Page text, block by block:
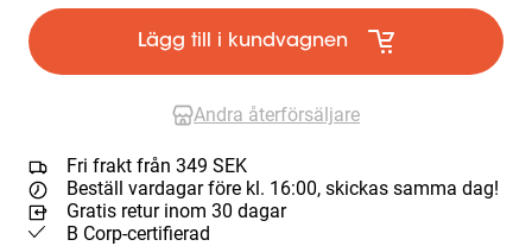
Lägg till i kundvagnen
Andra återförsäljare
Fri frakt från 349 SEK
Beställ vardagar före kl. 16:00, skickas samma dag!
Gratis retur inom 30 dagar
B Corp-certifierad